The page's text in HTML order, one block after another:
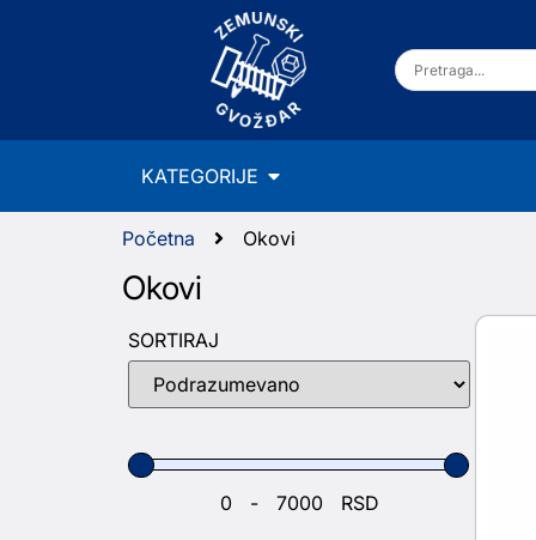
KATEGORIJE
Početna Okovi
Okovi
SORTIRAJ
Sort Products
Minimum Price
- Maximum Price
RSD